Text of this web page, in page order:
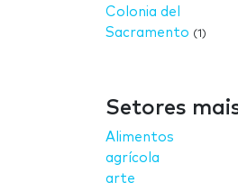
Colonia del
Sacramento (1)
Setores
Alimentos
agrícola
arte